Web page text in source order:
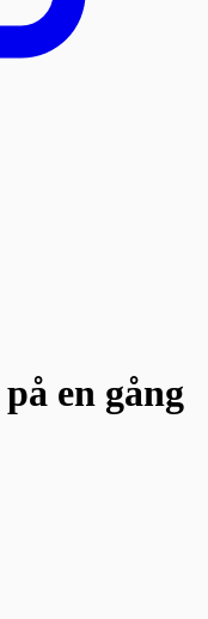
på en gång